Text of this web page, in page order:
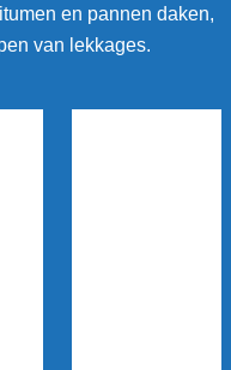
en pannen daken,
van lekkages.